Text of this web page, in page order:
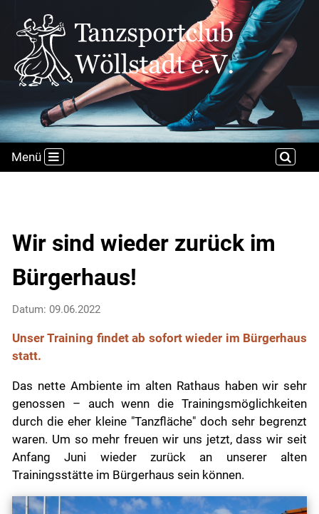
Menü
Wir sind wieder zurück im
Bürgerhaus!
Datum: 09.06.2022
Unser Training findet ab sofort wieder im Bürgerhaus
statt.
Das nette Ambiente im alten Rathaus haben wir sehr
genossen – auch wenn die Trainingsmöglichkeiten
durch die eher kleine "Tanzfläche" doch sehr begrenzt
waren. Um so mehr freuen wir uns jetzt, dass wir seit
Anfang Juni wieder zurück an unserer alten
Trainingsstätte im Bürgerhaus sein können.